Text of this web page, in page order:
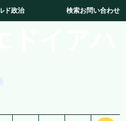
ド政治 検索お問い合わせ